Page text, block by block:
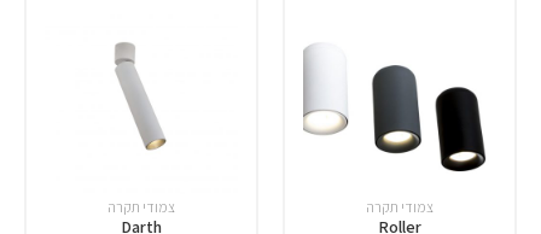
צמודי תקרה
Roller
צמודי תקרה
Darth